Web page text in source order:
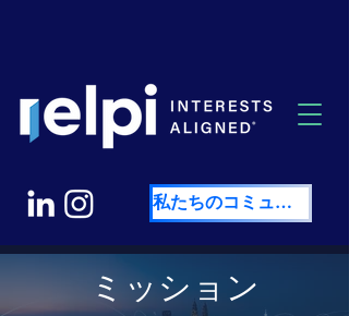
私たちのコミュニティを探索する
ミッション